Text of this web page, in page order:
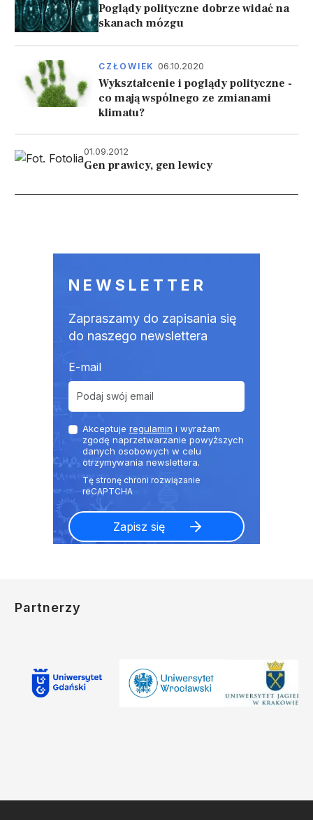
Poglądy polityczne dobrze widać na
skanach mózgu
CZŁOWIEK 06.10.2020
Wykształcenie i poglądy polityczne -
co mają wspólnego ze zmianami
klimatu?
01.09.2012
Gen prawicy, gen lewicy
NEWSLETTER
Zapraszamy do zapisania się
do naszego newslettera
E-mail
Akceptuje regulamin i wyrażam
zgodę naprzetwarzanie powyższych
danych osobowych w celu
otrzymywania newslettera.
Partnerzy